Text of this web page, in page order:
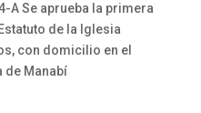
A Se aprueba la primera
de la Iglesia
con domicilio en el
de Manabí